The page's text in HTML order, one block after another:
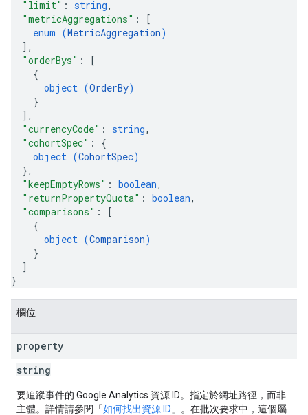
"limit" : string,
"metricAggregations" :
[
enum (MetricAggregation)
] ,
"orderBys" :
[
{
object (OrderBy)
}
] ,
"currencyCode" : string,
"cohortSpec" : {
object (CohortSpec)
},
"keepEmptyRows" : boolean,
"returnPropertyQuota" : boolean,
"comparisons" :
[
{
object (Comparison)
}
]
}
欄位
property
string
要追蹤事件的 Google Analytics 資源 ID。指定於網址路徑，而非
主體。詳情請參閱「如何找出資源 ID 」。在批次要求中，這個屬